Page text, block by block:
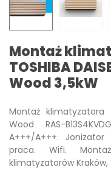
Montaż
TOSHIBA
Wood 3,5kW
Montaż klimatyzatora
Wood RAS-
A+++/A+++.
praca. Wifi.
klimatyzatorów Kraków,